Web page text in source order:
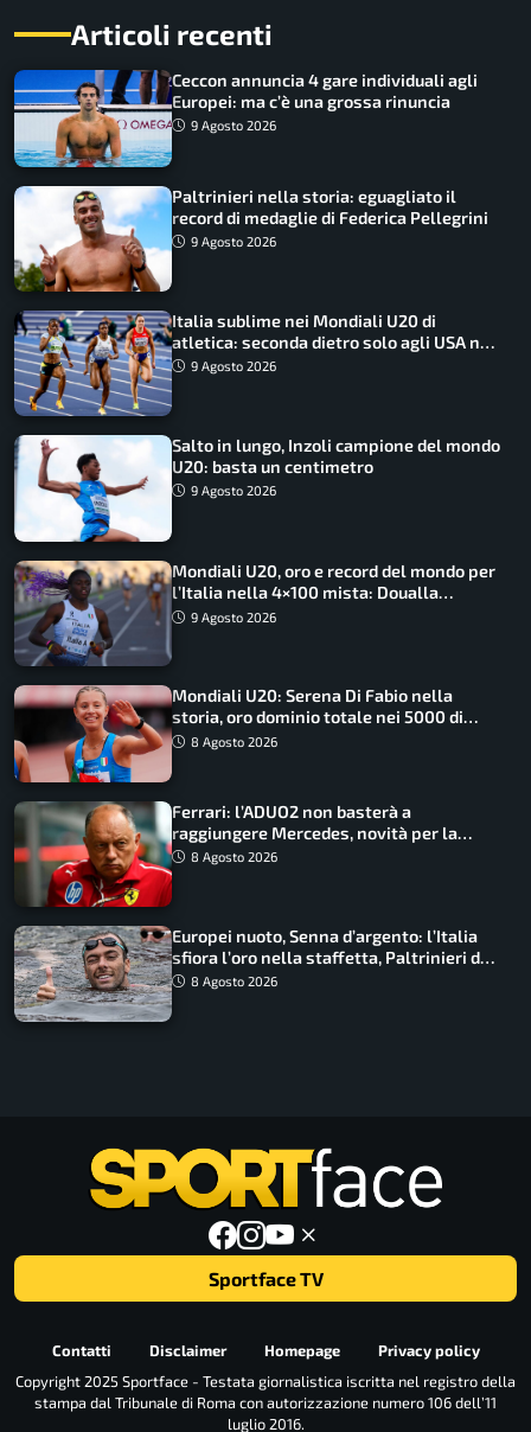
Articoli recenti
Ceccon annuncia 4 gare individuali agli
Europei: ma c’è una grossa rinuncia
9 Agosto 2026
Paltrinieri nella storia: eguagliato il
record di medaglie di Federica Pellegrini
9 Agosto 2026
Italia sublime nei Mondiali U20 di
atletica: seconda dietro solo agli USA nel
medagliere
9 Agosto 2026
Salto in lungo, Inzoli campione del mondo
U20: basta un centimetro
9 Agosto 2026
Mondiali U20, oro e record del mondo per
l’Italia nella 4×100 mista: Doualla
straordinaria
9 Agosto 2026
Mondiali U20: Serena Di Fabio nella
storia, oro dominio totale nei 5000 di
marcia
8 Agosto 2026
Ferrari: l’ADUO2 non basterà a
raggiungere Mercedes, novità per la
Macarena
8 Agosto 2026
Europei nuoto, Senna d’argento: l’Italia
sfiora l’oro nella staffetta, Paltrinieri da
urlo, il bilancio azzurro
8 Agosto 2026
Sportface TV
Contatti Disclaimer Homepage
Privacy policy
Copyright 2025 Sportface - Testata giornalistica iscritta nel registro della
stampa dal Tribunale di Roma con autorizzazione numero 106 dell’11
luglio 2016.